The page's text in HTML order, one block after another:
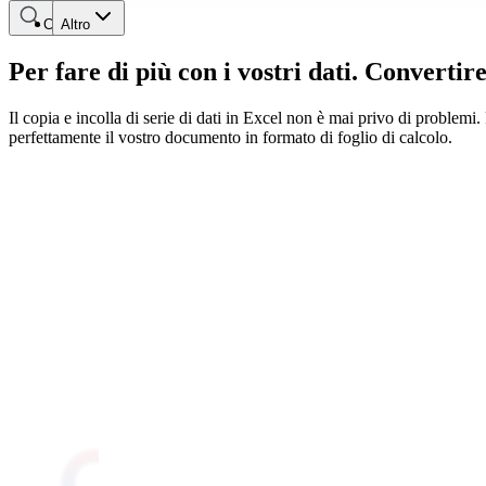
Altro
Cerca
Per fare di più con i vostri dati.
Il copia e incolla di serie di dati in Excel non è mai privo di
perfettamente il vostro documento in formato di foglio di calcolo.